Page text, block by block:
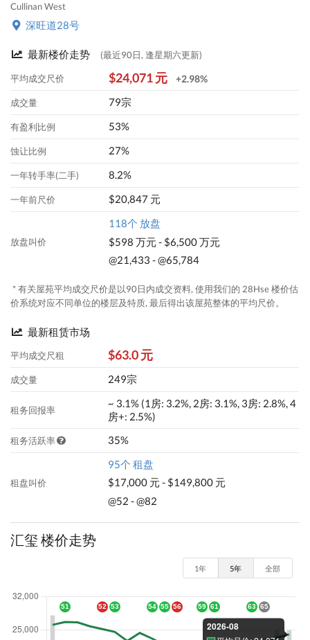
Cullinan West
深旺道28号
最新楼价走势 (最近90日, 逢星期六更新)
平均成交尺价 $24,071 元 +2.98%
成交量 79宗
有盈利比例 53%
蚀让比例 27%
一年转手率(二手) 8.2%
一年前尺价 $20,847 元
放盘叫价
118个 放盘
$598 万元 - $6,500 万元
@21,433 - @65,784
* 有关屋苑平均成交尺价是以90日内成交资料, 使用我们的 28Hse 楼价估
价系统对应不同单位的楼层及特质, 最后得出该屋苑整体的平均尺价。
最新租赁市场
平均成交尺租 $63.0 元
成交量 249宗
租务回报率
~ 3.1% (1房: 3.2%, 2房: 3.1%, 3房: 2.8%, 4
房+: 2.5%)
租务活跃率 35%
租盘叫价
95个 租盘
$17,000 元 - $149,800 元
@52 - @82
汇玺 楼价走势
1年 5年 全部